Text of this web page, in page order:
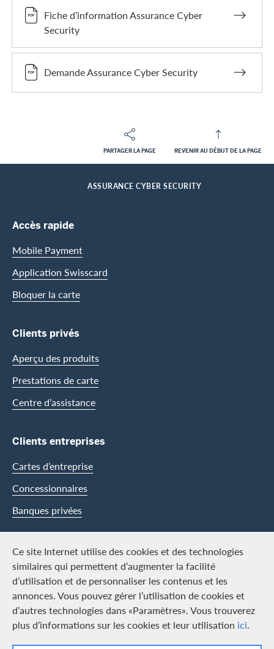
Ce site Internet utilise des cookies et des technologies
similaires qui permettent d’augmenter la facilité
d’utilisation et de personnaliser les contenus et les
annonces. Vous pouvez gérer l’utilisation de cookies et
d’autres technologies dans «Paramètres». Vous trouverez
plus d’informations sur les cookies et leur utilisation ici.
Fiche d’information Assurance Cyber
Security
Demande Assurance Cyber Security
PARTAGER LA PAGE REVENIR AU DÉBUT DE LA PAGE
Footer
ASSURANCE CYBER SECURITY
Footer Navigation
Accès rapide
Mobile Payment
Application Swisscard
Bloquer la carte
Clients privés
Aperçu des produits
Prestations de carte
Centre d’assistance
Clients entreprises
Cartes d’entreprise
Concessionnaires
Banques privées
Swisscard
Carrière
Offres d’emploi
Média